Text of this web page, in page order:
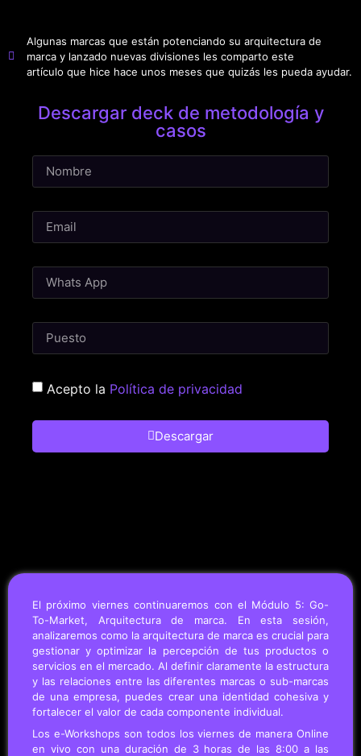
Descargar deck de metodología y
casos
Acepto la Política de privacidad
Descargar
Algunas marcas que están potenciando su arquitectura de
marca y lanzado nuevas divisiones les comparto este
artículo que hice hace unos meses que quizás les pueda ayudar.
El próximo viernes continuaremos con el Módulo 5: Go-
To-Market, Arquitectura de marca. En esta sesión,
analizaremos como la arquitectura de marca es crucial para
gestionar y optimizar la percepción de tus productos o
servicios en el mercado. Al definir claramente la estructura
y las relaciones entre las diferentes marcas o sub-marcas
de una empresa, puedes crear una identidad cohesiva y
fortalecer el valor de cada componente individual.
Los e-Workshops son todos los viernes de manera Online
en vivo con una duración de 3 horas de las 8:00 a las